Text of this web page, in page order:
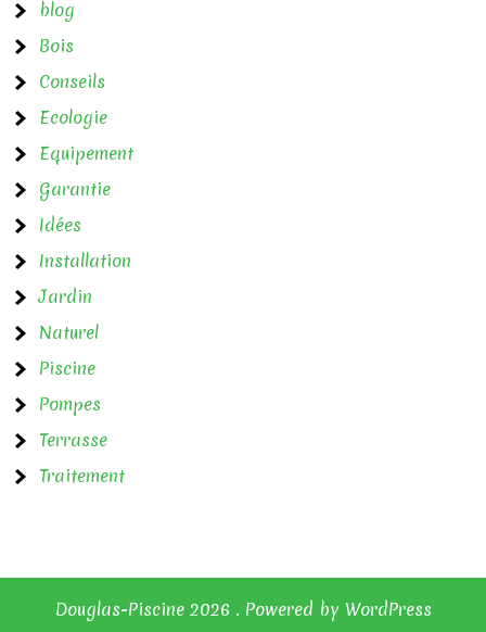
t
i
o
n
d
e
l
’
a
r
t
i
blog
Bois
Conseils
Ecologie
Equipement
Garantie
Idées
Installation
Jardin
Naturel
Piscine
Pompes
Terrasse
Traitement
Douglas-Piscine 2026 . Powered by WordPress